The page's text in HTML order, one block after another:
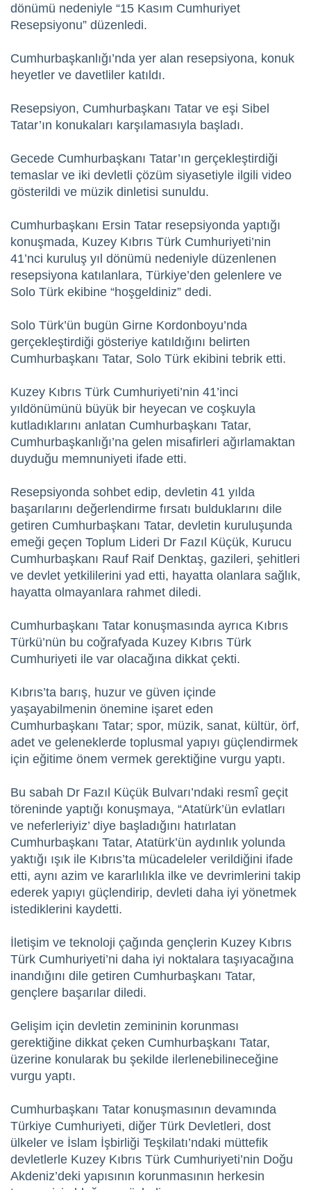
dönümü nedeniyle “15 Kasım Cumhuriyet
Resepsiyonu” düzenledi.
Cumhurbaşkanlığı’nda yer alan resepsiyona, konuk
heyetler ve davetliler katıldı.
Resepsiyon, Cumhurbaşkanı Tatar ve eşi Sibel
Tatar’ın konukaları karşılamasıyla başladı.
Gecede Cumhurbaşkanı Tatar’ın gerçekleştirdiği
temaslar ve iki devletli çözüm siyasetiyle ilgili video
gösterildi ve müzik dinletisi sunuldu.
Cumhurbaşkanı Ersin Tatar resepsiyonda yaptığı
konuşmada, Kuzey Kıbrıs Türk Cumhuriyeti’nin
41’nci kuruluş yıl dönümü nedeniyle düzenlenen
resepsiyona katılanlara, Türkiye’den gelenlere ve
Solo Türk ekibine “hoşgeldiniz” dedi.
Solo Türk’ün bugün Girne Kordonboyu’nda
gerçekleştirdiği gösteriye katıldığını belirten
Cumhurbaşkanı Tatar, Solo Türk ekibini tebrik etti.
Kuzey Kıbrıs Türk Cumhuriyeti’nin 41’inci
yıldönümünü büyük bir heyecan ve coşkuyla
kutladıklarını anlatan Cumhurbaşkanı Tatar,
Cumhurbaşkanlığı’na gelen misafirleri ağırlamaktan
duyduğu memnuniyeti ifade etti.
Resepsiyonda sohbet edip, devletin 41 yılda
başarılarını değerlendirme fırsatı bulduklarını dile
getiren Cumhurbaşkanı Tatar, devletin kuruluşunda
emeği geçen Toplum Lideri Dr Fazıl Küçük, Kurucu
Cumhurbaşkanı Rauf Raif Denktaş, gazileri, şehitleri
ve devlet yetkililerini yad etti, hayatta olanlara sağlık,
hayatta olmayanlara rahmet diledi.
Cumhurbaşkanı Tatar konuşmasında ayrıca Kıbrıs
Türkü’nün bu coğrafyada Kuzey Kıbrıs Türk
Cumhuriyeti ile var olacağına dikkat çekti.
Kıbrıs’ta barış, huzur ve güven içinde
yaşayabilmenin önemine işaret eden
Cumhurbaşkanı Tatar; spor, müzik, sanat, kültür, örf,
adet ve geleneklerde toplusmal yapıyı güçlendirmek
için eğitime önem vermek gerektiğine vurgu yaptı.
Bu sabah Dr Fazıl Küçük Bulvarı’ndaki resmî geçit
töreninde yaptığı konuşmaya, “Atatürk’ün evlatları
ve neferleriyiz’ diye başladığını hatırlatan
Cumhurbaşkanı Tatar, Atatürk’ün aydınlık yolunda
yaktığı ışık ile Kıbrıs’ta mücadeleler verildiğini ifade
etti, aynı azim ve kararlılıkla ilke ve devrimlerini takip
ederek yapıyı güçlendirip, devleti daha iyi yönetmek
istediklerini kaydetti.
İletişim ve teknoloji çağında gençlerin Kuzey Kıbrıs
Türk Cumhuriyeti’ni daha iyi noktalara taşıyacağına
inandığını dile getiren Cumhurbaşkanı Tatar,
gençlere başarılar diledi.
Gelişim için devletin zemininin korunması
gerektiğine dikkat çeken Cumhurbaşkanı Tatar,
üzerine konularak bu şekilde ilerlenebilineceğine
vurgu yaptı.
Cumhurbaşkanı Tatar konuşmasının devamında
Türkiye Cumhuriyeti, diğer Türk Devletleri, dost
ülkeler ve İslam İşbirliği Teşkilatı’ndaki müttefik
devletlerle Kuzey Kıbrıs Türk Cumhuriyeti’nin Doğu
Akdeniz’deki yapısının korunmasının herkesin